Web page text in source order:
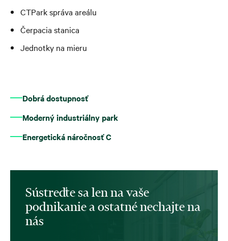
CTPark správa areálu
Čerpacia stanica
Jednotky na mieru
Dobrá dostupnosť
Moderný industriálny park
Energetická náročnosť C
Sústreďte sa len na vaše
podnikanie a ostatné nechajte na
nás